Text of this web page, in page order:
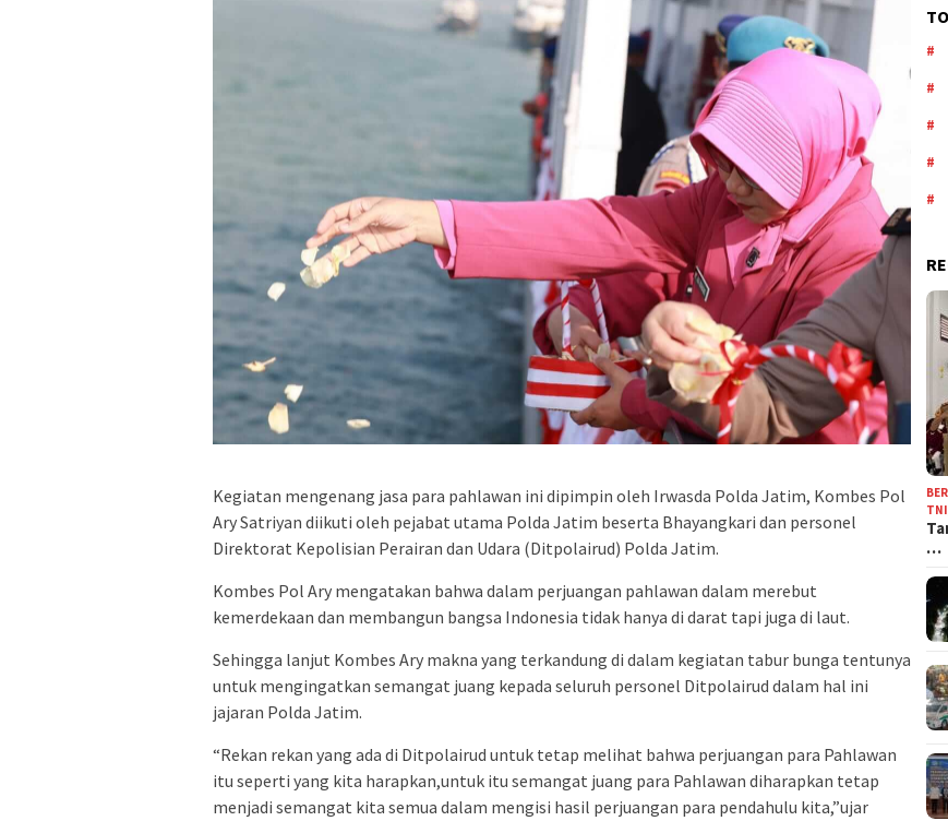
Kegiatan mengenang jasa para pahlawan ini dipimpin oleh Irwasda Polda Jatim, Kombes Pol
Ary Satriyan diikuti oleh pejabat utama Polda Jatim beserta Bhayangkari dan personel
Direktorat Kepolisian Perairan dan Udara (Ditpolairud) Polda Jatim.
Kombes Pol Ary mengatakan bahwa dalam perjuangan pahlawan dalam merebut
kemerdekaan dan membangun bangsa Indonesia tidak hanya di darat tapi juga di laut.
Sehingga lanjut Kombes Ary makna yang terkandung di dalam kegiatan tabur bunga tentunya
untuk mengingatkan semangat juang kepada seluruh personel Ditpolairud dalam hal ini
jajaran Polda Jatim.
“Rekan rekan yang ada di Ditpolairud untuk tetap melihat bahwa perjuangan para Pahlawan
itu seperti yang kita harapkan,untuk itu semangat juang para Pahlawan diharapkan tetap
menjadi semangat kita semua dalam mengisi hasil perjuangan para pendahulu kita,”ujar
…